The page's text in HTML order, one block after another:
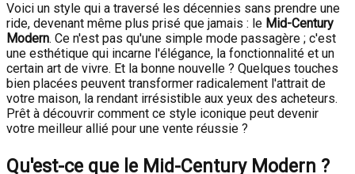
Voici un style qui a traversé les décennies sans prendre une
ride, devenant même plus prisé que jamais : le Mid-Century
Modern. Ce n'est pas qu'une simple mode passagère ; c'est
une esthétique qui incarne l'élégance, la fonctionnalité et un
certain art de vivre. Et la bonne nouvelle ? Quelques touches
bien placées peuvent transformer radicalement l'attrait de
votre maison, la rendant irrésistible aux yeux des acheteurs.
Prêt à découvrir comment ce style iconique peut devenir
votre meilleur allié pour une vente réussie ?
Qu'est-ce que le Mid-Century Modern ?